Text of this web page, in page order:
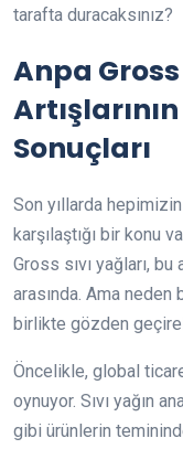
tarafta duracaksınız?
Anpa Gross
Sonuçları
Son yıllarda
karşılaştığı bir konu
Gross sıvı yağları,
arasında. Ama neden
birlikte gözden
Öncelikle, global
oynuyor. Sıvı yağın
gibi ürünlerin